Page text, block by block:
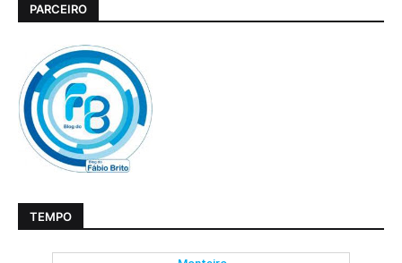
PARCEIRO
TEMPO